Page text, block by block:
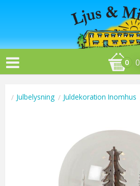
0
Julbelysning Juldekoration Inomhus